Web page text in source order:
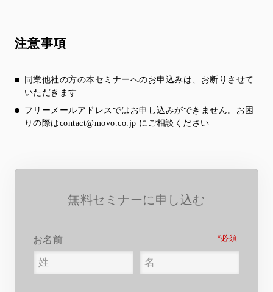
注意事項
同業他社の方の本セミナーへのお申込みは、お断りさせて
いただきます
フリーメールアドレスではお申し込みができません。お困
りの際はcontact@movo.co.jp にご相談ください
無料セミナーに申し込む
お名前 *